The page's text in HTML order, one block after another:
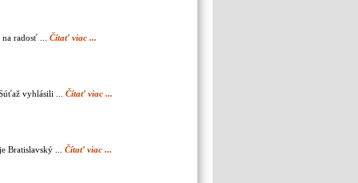
radosť ... Čítať viac ...
vyhlásili ... Čítať viac ...
Bratislavský ... Čítať viac ...